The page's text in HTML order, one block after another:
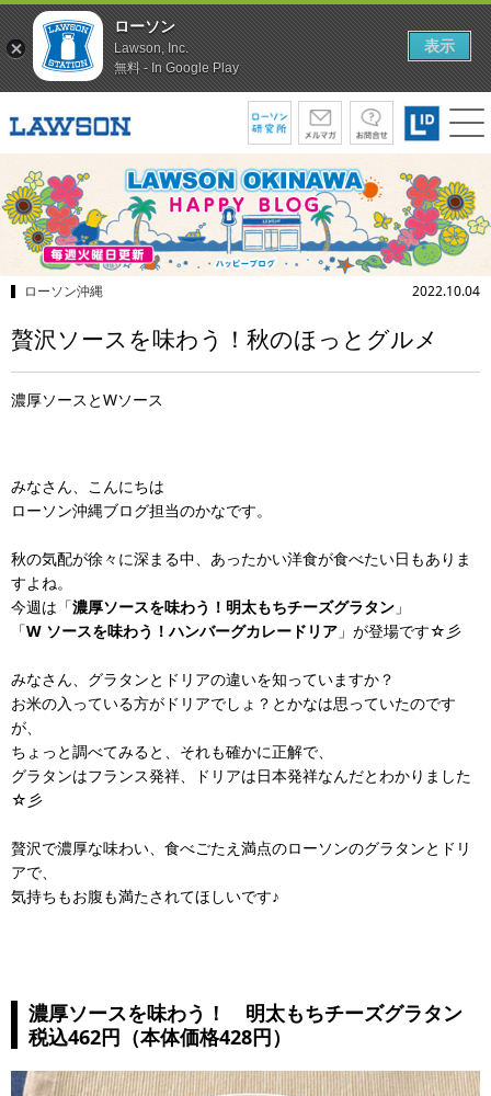
ローソン沖縄 2022.10.04
贅沢ソースを味わう！秋のほっとグルメ
濃厚ソースとWソース
みなさん、こんにちは
ローソン沖縄ブログ担当のかなです。
秋の気配が徐々に深まる中、あったかい洋食が食べたい日もありま
すよね。
今週は「濃厚ソースを味わう！明太もちチーズグラタン 」
「W ソースを味わう！ハンバーグカレードリア 」が登場です☆彡
みなさん、グラタンとドリアの違いを知っていますか？
お米の入っている方がドリアでしょ？とかなは思っていたのです
が、
ちょっと調べてみると、それも確かに正解で、
グラタンはフランス発祥、ドリアは日本発祥なんだとわかりました
☆彡
贅沢で濃厚な味わい、食べごたえ満点のローソンのグラタンとドリ
アで、
気持ちもお腹も満たされてほしいです♪
濃厚ソースを味わう！ 明太もちチーズグラタン
税込462円（本体価格428円）
ローソン
Lawson, Inc.
無料 - In Google Play
表示